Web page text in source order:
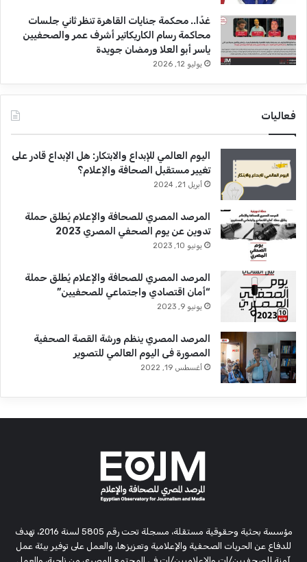
غدًا.. محكمة جنايات القاهرة تنظر ثاني جلسات
محاكمة رسام الكاريكاتير أشرف عمر والصحفيين
ياسر أبو العلا ورمضان جويدة
يوليو 12, 2026
فعاليات
اليوم العالمي للإبداع والابتكار: هل الإبداع قادر على
تغيير مستقبل الصحافة والإعلام؟
أبريل 21, 2024
المرصد المصري للصحافة والإعلام يُطلق حملة
تدوين عن يوم الصحفي المصري 2023
يونيو 10, 2023
المرصد المصري للصحافة والإعلام يُطلق حملة
“أمان اقتصادي واجتماعي للصحفيين”
يونيو 9, 2023
المرصد المصري ينظم ورشة القصة الصحفية
المصورة فى اليوم العالمي للتصوير
أغسطس 19, 2022
مؤسسة بحثية وحقوقية مستقلة، مسجلة تحت رقم 5805 لسنة 2016، تهدف
للدفاع عن الحريات الصحفية والإعلامية وتعزيزها، والعمل على توفير بيئة عمل